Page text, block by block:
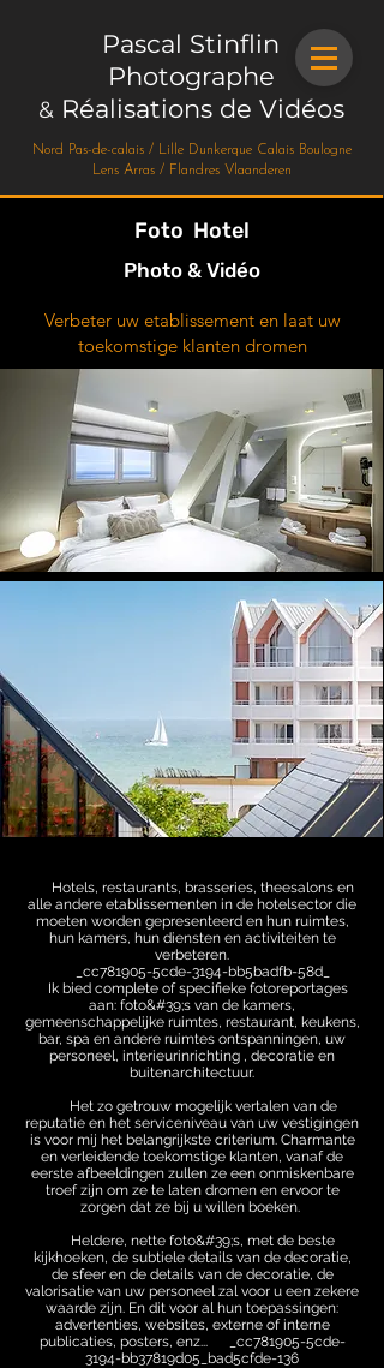
Pascal Stinflin
Photographe
&Réalisations de Vidéos
Nord Pas-de-calais / Lille Dunkerque Calais Boulogne
Lens Arras / Flandres Vlaanderen
Foto Hotel
Photo & Vidéo
Verbeter uw etablissement en laat uw
toekomstige klanten dromen
Hotels, restaurants, brasseries, theesalons en
alle andere etablissementen in de hotelsector die
moeten worden gepresenteerd en hun ruimtes,
hun kamers, hun diensten en activiteiten te
verbeteren.
_cc781905-5cde-3194-bb5badfb-58d_
Ik bied complete of specifieke fotoreportages
aan: foto&#39;s van de kamers,
gemeenschappelijke ruimtes, restaurant, keukens,
bar, spa en andere ruimtes ontspanningen, uw
personeel, interieurinrichting , decoratie en
buitenarchitectuur.
Het zo getrouw mogelijk vertalen van de
reputatie en het serviceniveau van uw vestigingen
is voor mij het belangrijkste criterium. Charmante
en verleidende toekomstige klanten, vanaf de
eerste afbeeldingen zullen ze een onmiskenbare
troef zijn om ze te laten dromen en ervoor te
zorgen dat ze bij u willen boeken.
Heldere, nette foto&#39;s, met de beste
kijkhoeken, de subtiele details van de decoratie,
de sfeer en de details van de decoratie, de
valorisatie van uw personeel zal voor u een zekere
waarde zijn. En dit voor al hun toepassingen:
advertenties, websites, externe of interne
publicaties, posters, enz..._cc781905-5cde-
3194-bb37819d05_bad5cfde-136